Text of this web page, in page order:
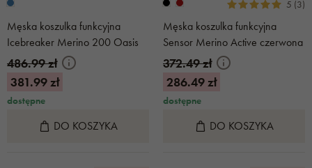
Męska koszulka funkcyjna
Icebreaker Merino 200 Oasis
Atlantis
486.99 zł
381.99 zł
dostępne
DO KOSZYKA
5 (3)
Męska koszulka funkcyjna
Sensor Merino Active czerwona
372.49 zł
286.49 zł
dostępne
DO KOSZYKA